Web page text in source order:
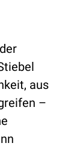
aus
–